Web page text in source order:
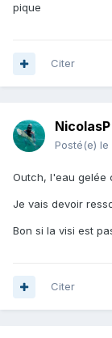
pique
Citer
Posté(e) le
Outch, l'eau gelée
Je vais devoir
Bon si la visi est
Citer